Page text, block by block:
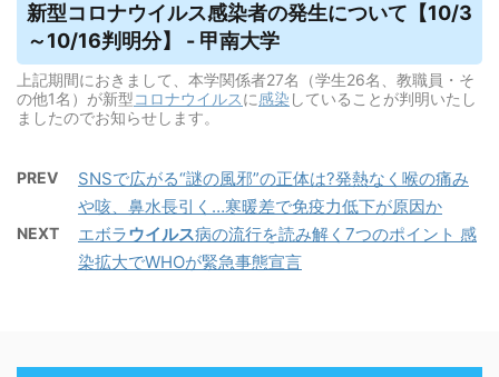
新型コロナウイルス感染者の発生について【10/3
～10/16判明分】 - 甲南大学
上記期間におきまして、本学関係者27名（学生26名、教職員・そ
の他1名）が新型コロナウイルスに感染 していることが判明いたし
ましたのでお知らせします。
PREV
SNSで広がる“謎の風邪”の正体は?発熱なく喉の痛み
や咳、鼻水長引く…寒暖差で免疫力低下が原因か
NEXT エボラウイルス病の流行を読み解く7つのポイント 感
染拡大でWHOが緊急事態宣言